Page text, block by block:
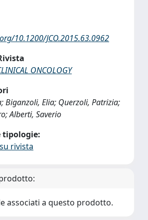
10.1200/JCO.2015.63.0962
ONCOLOGY
Biganzoli, Elia; Querzoli, Patrizia;
Alberti, Saverio
tipologie:
rivista
associati a questo prodotto.